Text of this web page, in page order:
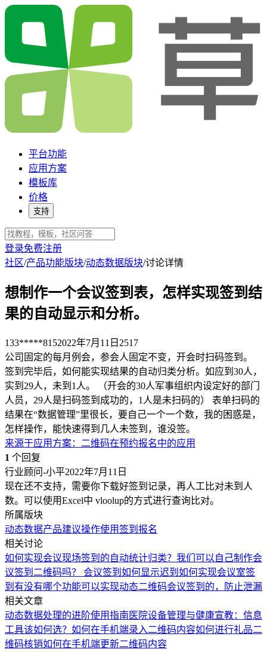
平台功能
应用方案
模板库
价格
支持
登录免费注册
社区/产品功能版块/动态数据版块/讨论详情
想制作一个会议签到表，怎样实现签到结
果的自动显示和分析。
133*****8152022年7月11日 2517
公司固定的每月例会，参会人固定不变，开会时扫码签到。
签到完毕后，如何能实现结果的自动归类分析。如应到30人，
实到29人，未到1人。 （开会的30人军事组织内设定好的部门
人员，29人是扫码签到成功的，1人是未扫码的） 表单扫码的
结果在“数据管理”里很长，要自己一个一个数，我的困惑是，
怎样操作，能快速得到几人未签到，谁没签。
来源于应用方案： 二维码在预约报名中的应用
1 个回复
行业顾问-小平2022年7月11日
现在还不支持，需要你下载好签到记录，再人工比对未到人
数。可以使用Excel中 vloolup的方式进行查询比对。
所属版块
动态数据产品建议操作使用签到报名
相关讨论
如何实现会议现场签到的自动统计归类？ 我们可以自己制作会
议签到二维码吗？ 会议签到如何显示迟到 如何实现会议室签
到 有没有哪个功能可以实现动态二维码会议签到的，防止泄漏
相关文章
动态数据处理的进阶使用指南 医院设备管理与健康宣教：信息
工具该如何选？ 如何在手机端录入二维码内容如何进行礼品二
维码核销如何在手机端更新二维码内容